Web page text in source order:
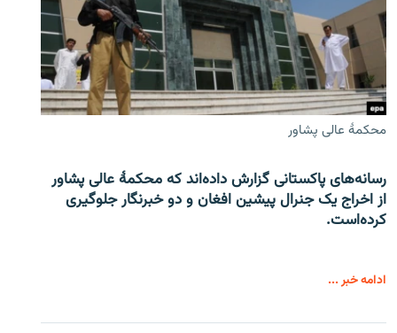
محکمۀ عالی پشاور
رسانه‌های پاکستانی گزارش داده‌اند که محکمۀ عالی پشاور
از اخراج یک جنرال پیشین افغان و دو خبرنگار جلوگیری
کرده‌است.
ادامه خبر ...